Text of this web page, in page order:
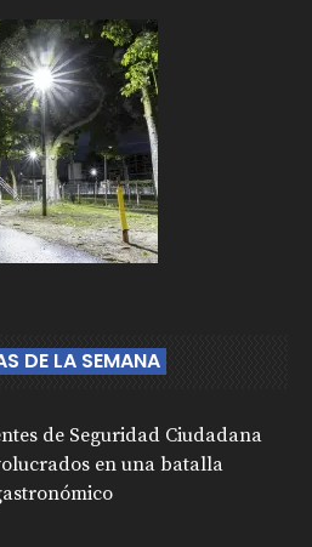
DE LA SEMANA
de Seguridad Ciudadana
en una batalla